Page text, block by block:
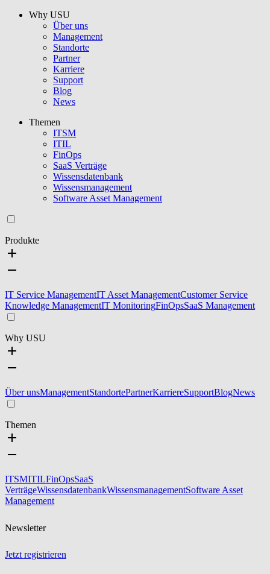
Why USU
Über uns
Management
Standorte
Partner
Karriere
Support
Blog
News
Themen
ITSM
ITIL
FinOps
SaaS Verträge
Wissensdatenbank
Wissensmanagement
Software Asset Management
Produkte
IT Service ManagementIT Asset ManagementCustomer Service
Knowledge ManagementIT MonitoringFinOpsSaaS Management
Why USU
Über unsManagementStandortePartnerKarriereSupportBlogNews
Themen
ITSMITILFinOpsSaaS
VerträgeWissensdatenbankWissensmanagementSoftware Asset
Management
Newsletter
Jetzt registrieren